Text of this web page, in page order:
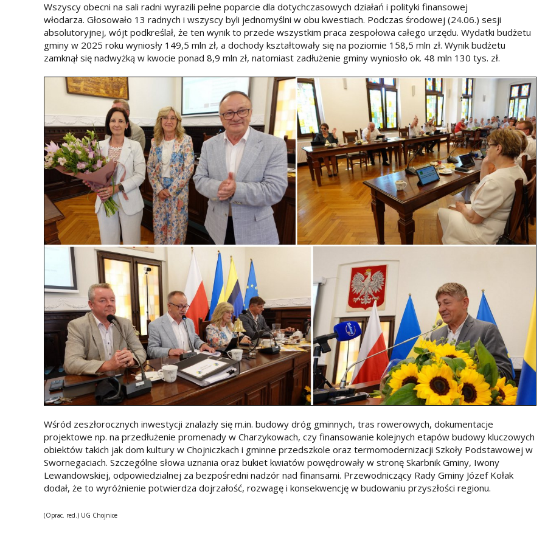
Wszyscy obecni na sali radni wyrazili pełne poparcie dla dotychczasowych działań i polityki finansowej
włodarza. Głosowało 13 radnych i wszyscy byli jednomyślni w obu kwestiach. Podczas środowej (24.06.) sesji
absolutoryjnej, wójt podkreślał, że ten wynik to przede wszystkim praca zespołowa całego urzędu. Wydatki budżetu
gminy w 2025 roku wyniosły 149,5 mln zł, a dochody kształtowały się na poziomie 158,5 mln zł. Wynik budżetu
zamknął się nadwyżką w kwocie ponad 8,9 mln zł, natomiast zadłużenie gminy wyniosło ok. 48 mln 130 tys. zł.
Wśród zeszłorocznych inwestycji znalazły się m.in. budowy dróg gminnych, tras rowerowych, dokumentacje
projektowe np. na przedłużenie promenady w Charzykowach, czy finansowanie kolejnych etapów budowy kluczowych
obiektów takich jak dom kultury w Chojniczkach i gminne przedszkole oraz termomodernizacji Szkoły Podstawowej w
Swornegaciach. Szczególne słowa uznania oraz bukiet kwiatów powędrowały w stronę Skarbnik Gminy, Iwony
Lewandowskiej, odpowiedzialnej za bezpośredni nadzór nad finansami. Przewodniczący Rady Gminy Józef Kołak
dodał, że to wyróżnienie potwierdza dojrzałość, rozwagę i konsekwencję w budowaniu przyszłości regionu.
(Oprac. red.) UG Chojnice